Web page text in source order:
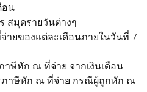
อน
สมุดรายวันต่างๆ
ยของแต่ละเดือนภายในวันที่ 7
าษีหัก ณ ที่จ่าย จากเงินเดือน
ภาษีหัก ณ ที่จ่าย กรณีผู้ถูกหัก ณ